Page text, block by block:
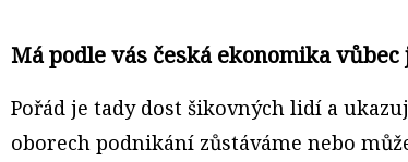
Má podle vás česká ekonomika vůbec
Pořád je tady dost šikovných lidí a
oborech podnikání zůstáváme nebo